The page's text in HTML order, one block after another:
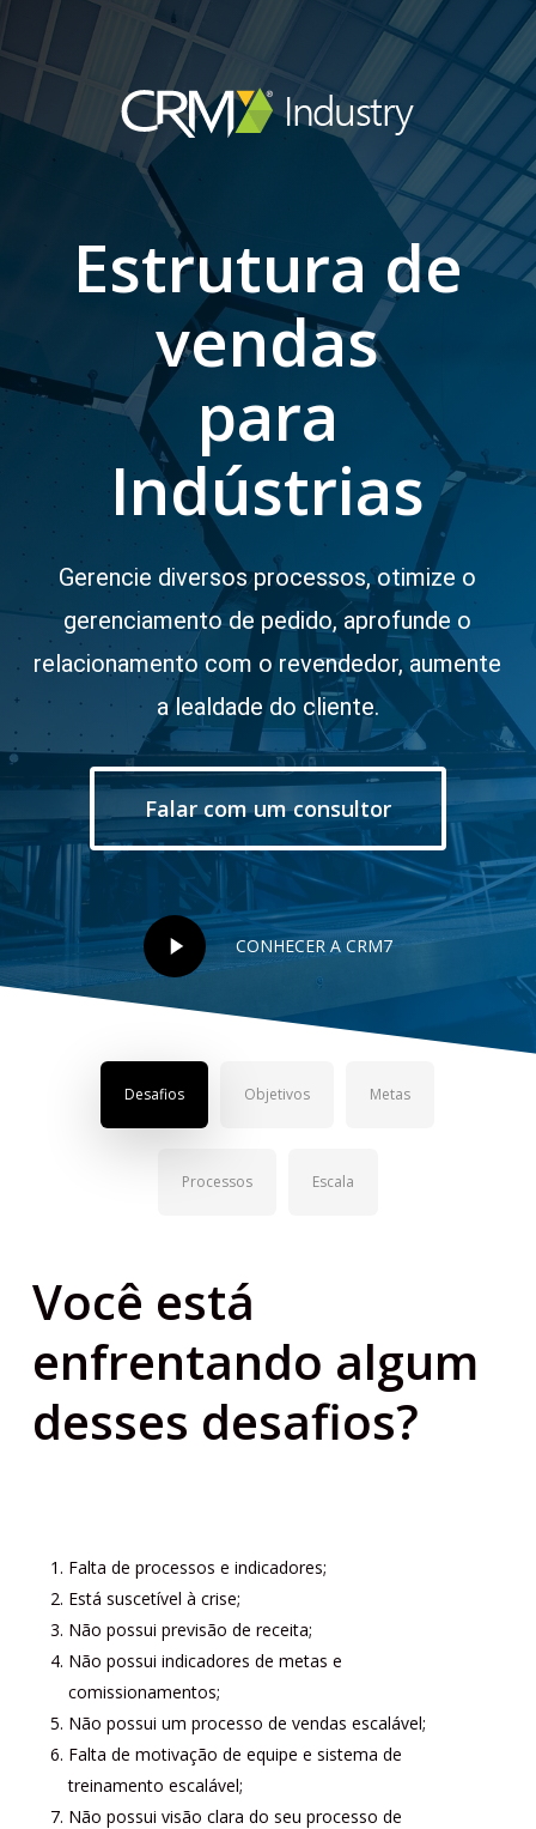
main
content
Estrutura de
vendas
para
Indústrias
Gerencie diversos processos, otimize o
gerenciamento de pedido, aprofunde o
relacionamento com o revendedor, aumente
a lealdade do cliente.
Falar com um consultor
Play
Video
CONHECER A CRM7
Desafios Objetivos Metas
Processos Escala
Você está
enfrentando algum
desses desafios?
Falta de processos e indicadores;
Está suscetível à crise;
Não possui previsão de receita;
Não possui indicadores de metas e
comissionamentos;
Não possui um processo de vendas escalável;
Falta de motivação de equipe e sistema de
treinamento escalável;
Não possui visão clara do seu processo de